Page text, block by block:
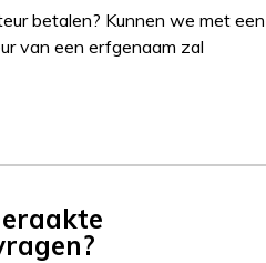
betalen? Kunnen we met een
van een erfgenaam zal